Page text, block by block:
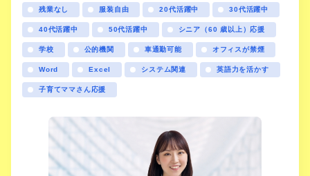
残業なし 服装自由 20代活躍中 30代活躍中
40代活躍中 50代活躍中 シニア（60 歳以上）応援
学校 公的機関 車通勤可能 オフィスが禁煙
Word Excel システム関連 英語力を活かす
子育てママさん応援